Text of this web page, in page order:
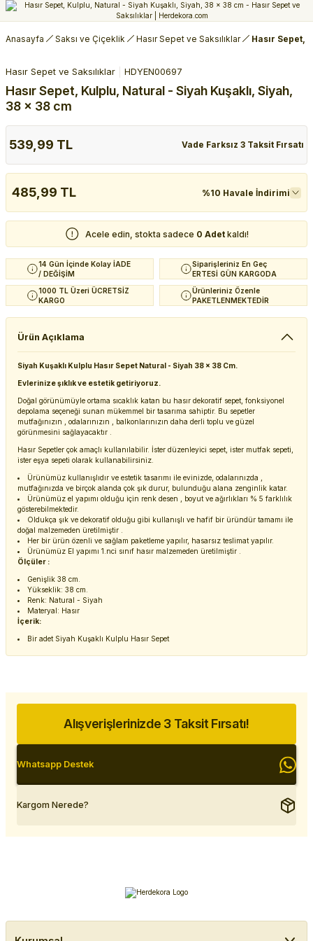
Anasayfa Saksı ve Çiçeklik Hasır Sepet ve Saksılıklar Hasır Sepet,
Hasır Sepet ve Saksılıklar HDYEN00697
Hasır Sepet, Kulplu, Natural - Siyah Kuşaklı, Siyah,
38 x 38 cm
539,99 TL Vade Farksız 3 Taksit Fırsatı
485,99 TL %10 Havale İndirimi
Acele edin, stokta sadece 0 Adet kaldı!
14 Gün İçinde Kolay İADE
/ DEĞİŞİM
Siparişleriniz En Geç
ERTESİ GÜN KARGODA
1000 TL Üzeri ÜCRETSİZ
KARGO
Ürünleriniz Özenle
PAKETLENMEKTEDİR
Ürün Açıklama
Siyah Kuşaklı Kulplu Hasır Sepet Natural - Siyah 38 x 38 Cm.
Evlerinize şıklık ve estetik getiriyoruz.
Doğal görünümüyle ortama sıcaklık katan bu hasır dekoratif sepet, fonksiyonel
depolama seçeneği sunan mükemmel bir tasarıma sahiptir. Bu sepetler
mutfağınızın , odalarınızın , balkonlarınızın daha derli toplu ve güzel
görünmesini sağlayacaktır .
Hasır Sepetler çok amaçlı kullanılabilir. İster düzenleyici sepet, ister mutfak sepeti,
ister eşya sepeti olarak kullanabilirsiniz.
Ürünümüz kullanışlıdır ve estetik tasarımı ile evinizde, odalarınızda ,
mutfağınızda ve birçok alanda çok şık durur, bulunduğu alana zenginlik katar.
Ürünümüz el yapımı olduğu için renk desen , boyut ve ağırlıkları % 5 farklılık
gösterebilmektedir.
Oldukça şık ve dekoratif olduğu gibi kullanışlı ve hafif bir üründür tamamı ile
doğal malzemeden üretilmiştir .
Her bir ürün özenli ve sağlam paketleme yapılır, hasarsız teslimat yapılır.
Ürünümüz El yapımı 1.nci sınıf hasır malzemeden üretilmiştir .
Ölçüler :
Genişlik 38 cm.
Yükseklik: 38 cm.
Renk: Natural - Siyah
Materyal: Hasır
İçerik:
Bir adet Siyah Kuşaklı Kulplu Hasır Sepet
Alışverişlerinizde 3 Taksit Fırsatı!
Whatsapp Destek
Kargom Nerede?